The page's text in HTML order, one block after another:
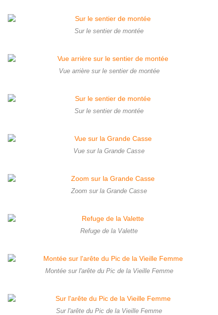
Sur le sentier de montée
Vue arrière sur le sentier de montée
Sur le sentier de montée
Vue sur la Grande Casse
Zoom sur la Grande Casse
Refuge de la Valette
Montée sur l'arête du Pic de la Vieille Femme
Sur l'arête du Pic de la Vieille Femme